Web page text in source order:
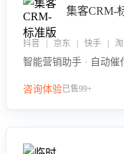
集客CRM-
抖音 | 京东 | 快手 | 淘
智能营销助手 · 自动催
咨询体验已售99+